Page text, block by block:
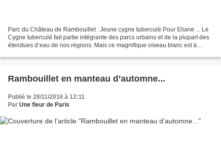
Parc du Château de Rambouillet : Jeune cygne tuberculé Pour Eliane ... Le
Cygne tuberculé fait partie intégrante des parcs urbains et de la plupart des
étendues d’eau de nos régions. Mais ce magnifique oiseau blanc est à
Rambouillet en manteau d’automne...
Publié le 28/11/2016 à 12:11
Par Une fleur de Paris